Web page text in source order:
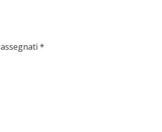
*